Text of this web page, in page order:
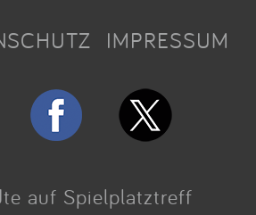
IMPRESSUM
auf Spielplatztreff